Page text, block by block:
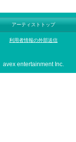
アーティストトップ
利用者情報の外部送信
avex entertainment Inc.